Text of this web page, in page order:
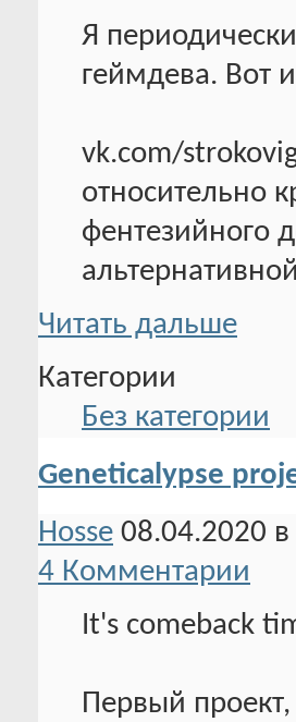
Я
геймдева. Вот
vk.com/
относительно
фентезийного
альтернативной
Читать дальше
Категории
Без категории
Geneticalypse
Hosse 08.04.2020
4 Комментарии
It's comeback
Первый